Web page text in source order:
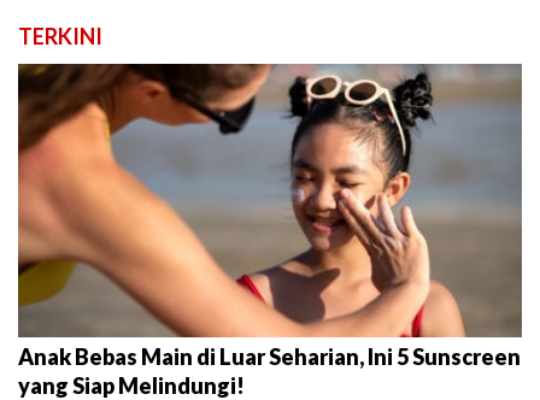
TERKINI
Anak Bebas Main di Luar Seharian, Ini 5 Sunscreen
yang Siap Melindungi!